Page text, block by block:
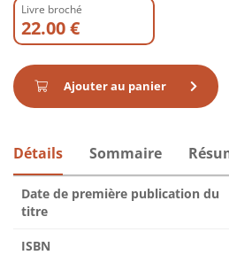
Livre broché
22.00 €
Ajouter au panier
Détails Sommaire
Date de première publication du
titre
ISBN